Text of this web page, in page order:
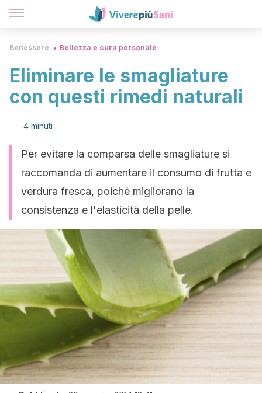
Benessere Bellezza e cura personale
Eliminare le smagliature
con questi rimedi naturali
4 minuti
Per evitare la comparsa delle smagliature si
raccomanda di aumentare il consumo di frutta e
verdura fresca, poiché migliorano la
consistenza e l'elasticità della pelle.